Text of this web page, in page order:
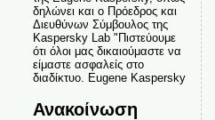
δηλώνει και ο Πρόεδρος και
Διευθύνων Σύμβουλος της
Kaspersky Lab "Πιστεύουμε
ότι όλοι μας δικαιούμαστε να
είμαστε ασφαλείς στο
διαδίκτυο. Eugene Kaspersky
Ανακοίνωση